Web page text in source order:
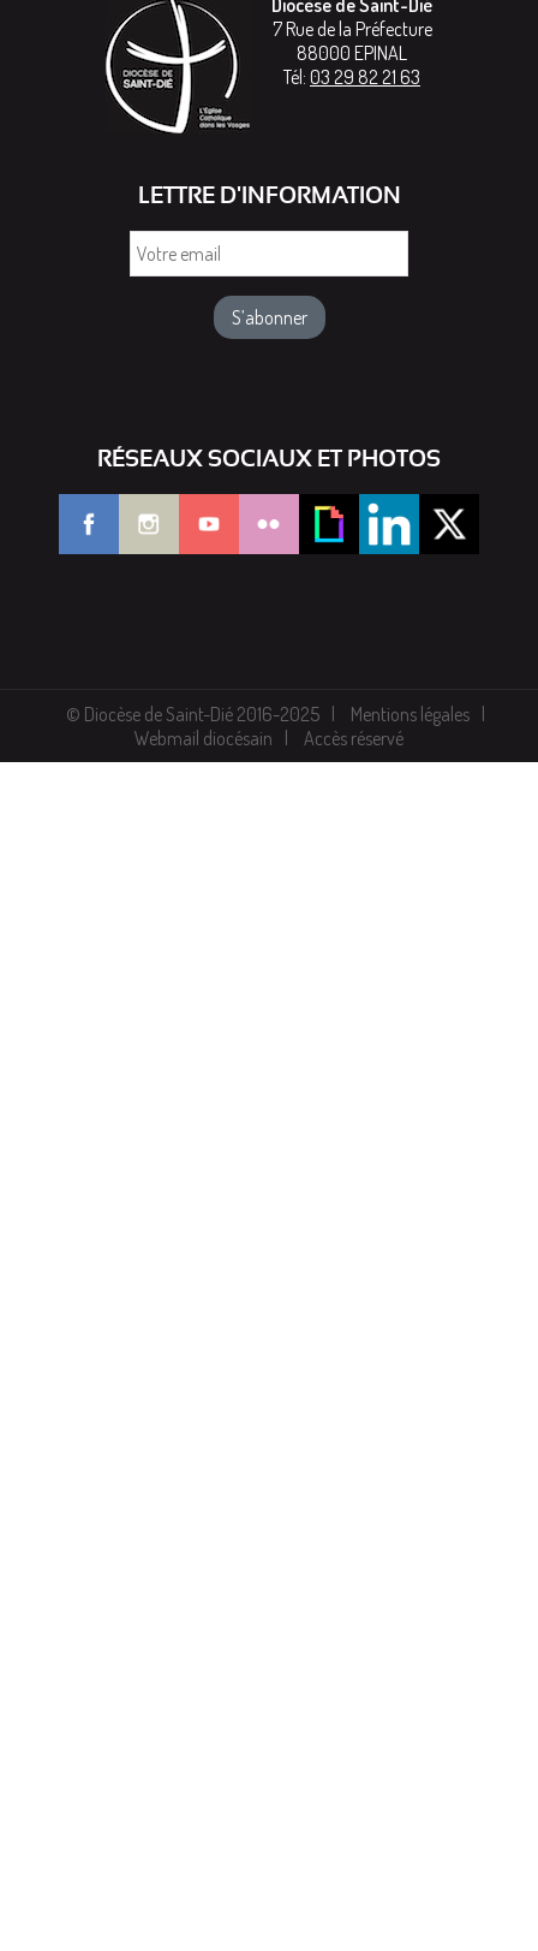
7 Rue de la Préfecture
88000 EPINAL
Tél: 03 29 82 21 63
LETTRE D'INFORMATION
RÉSEAUX SOCIAUX ET PHOTOS
© Diocèse de Saint-Dié 2016-2025
Mentions légales
Webmail diocésain
Accès réservé